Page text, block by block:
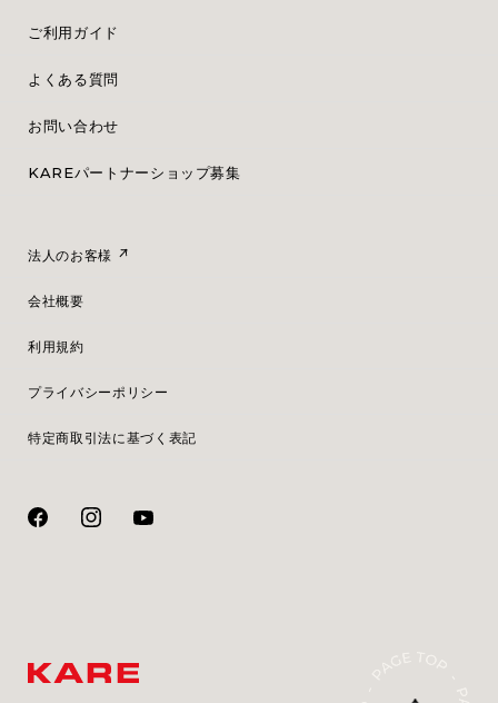
ご利用ガイド
よくある質問
お問い合わせ
KAREパートナーショップ募集
法人のお客様
会社概要
利用規約
プライバシーポリシー
特定商取引法に基づく表記